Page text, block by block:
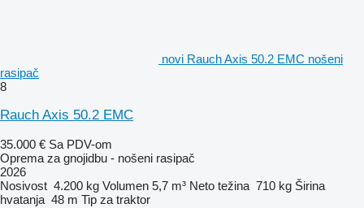
novi Rauch Axis 50.2 EMC nošeni
rasipač
8
Rauch Axis 50.2 EMC
35.000 € Sa PDV-om
Oprema za gnojidbu - nošeni rasipač
2026
Nosivost 4.200 kg Volumen 5,7 m³ Neto težina 710 kg Širina
hvatanja 48 m Tip za traktor